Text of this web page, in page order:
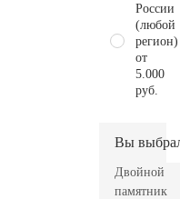
России
(любой
регион)
от
5.000
руб.
Вы
Двойной
памятник